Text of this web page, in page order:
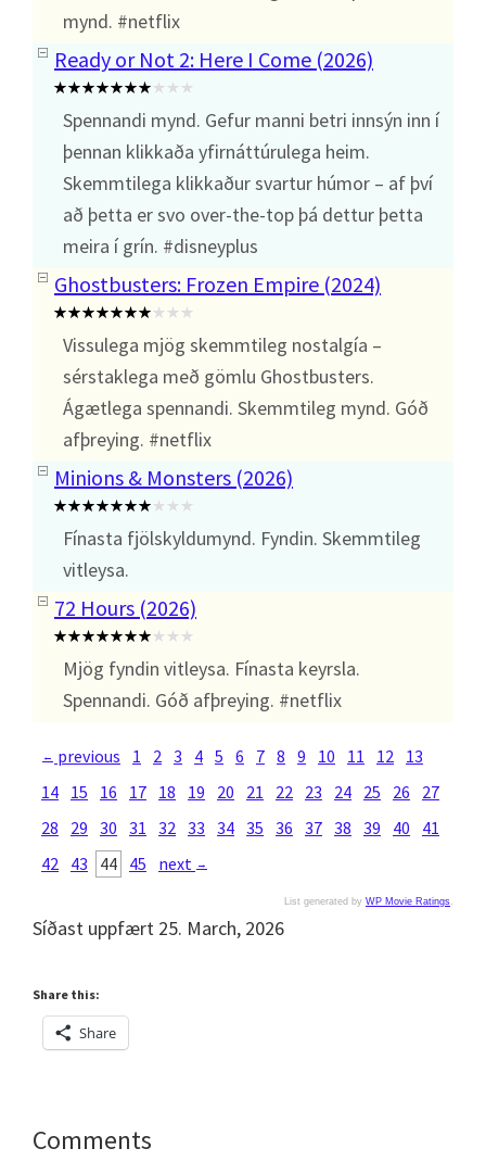
mynd. #netflix
Ready or Not 2: Here I Come (2026)
Spennandi mynd. Gefur manni betri innsýn inn í
þennan klikkaða yfirnáttúrulega heim.
Skemmtilega klikkaður svartur húmor – af því
að þetta er svo over-the-top þá dettur þetta
meira í grín. #disneyplus
Ghostbusters: Frozen Empire (2024)
Vissulega mjög skemmtileg nostalgía –
sérstaklega með gömlu Ghostbusters.
Ágætlega spennandi. Skemmtileg mynd. Góð
afþreying. #netflix
Minions & Monsters (2026)
Fínasta fjölskyldumynd. Fyndin. Skemmtileg
vitleysa.
72 Hours (2026)
Mjög fyndin vitleysa. Fínasta keyrsla.
Spennandi. Góð afþreying. #netflix
← previous 1 2 3 4 5 6 7 8 9 10 11 12 13
14 15 16 17 18 19 20 21 22 23 24 25 26
27
28
29 30 31 32 33 34 35 36 37 38 39 40
41
42 43 44 45 next →
List generated by WP Movie Ratings.
Síðast uppfært 25. March, 2026
Share this:
Share
Reader
Comments